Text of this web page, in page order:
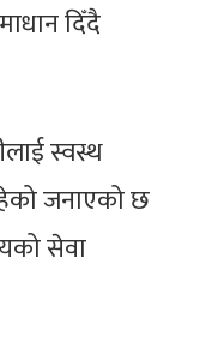
दिँदै
स्वस्थ
जनाएको छ
सेवा